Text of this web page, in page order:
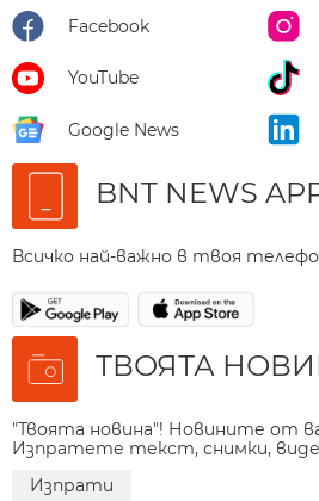
Facebook
YouTube
Google News
BNT NEWS
Всичко най-важно в твоя
ТВОЯТА
"Твоята новина"! Новините от
Изпратете текст, снимки,
Изпрати